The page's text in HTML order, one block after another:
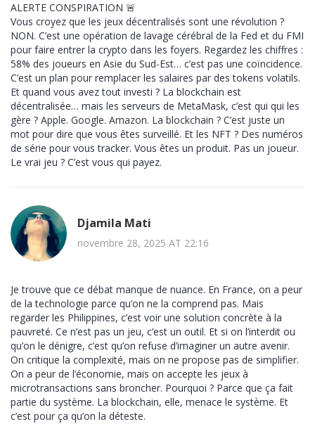
ALERTE CONSPIRATION 🚨
Vous croyez que les jeux décentralisés sont une révolution ?
NON. C’est une opération de lavage cérébral de la Fed et du FMI
pour faire entrer la crypto dans les foyers. Regardez les chiffres :
58% des joueurs en Asie du Sud-Est… c’est pas une coïncidence.
C’est un plan pour remplacer les salaires par des tokens volatils.
Et quand vous avez tout investi ? La blockchain est
décentralisée… mais les serveurs de MetaMask, c’est qui qui les
gère ? Apple. Google. Amazon. La blockchain ? C’est juste un
mot pour dire que vous êtes surveillé. Et les NFT ? Des numéros
de série pour vous tracker. Vous êtes un produit. Pas un joueur.
Le vrai jeu ? C’est vous qui payez.
Djamila Mati
novembre 28, 2025 AT 22:16
Je trouve que ce débat manque de nuance. En France, on a peur
de la technologie parce qu’on ne la comprend pas. Mais
regarder les Philippines, c’est voir une solution concrète à la
pauvreté. Ce n’est pas un jeu, c’est un outil. Et si on l’interdit ou
qu’on le dénigre, c’est qu’on refuse d’imaginer un autre avenir.
On critique la complexité, mais on ne propose pas de simplifier.
On a peur de l’économie, mais on accepte les jeux à
microtransactions sans broncher. Pourquoi ? Parce que ça fait
partie du système. La blockchain, elle, menace le système. Et
c’est pour ça qu’on la déteste.